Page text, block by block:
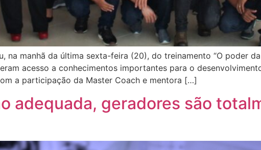
na manhã da última sexta-feira (20), do treinamento “O poder
acesso a conhecimentos importantes para o
a participação da Master Coach e mentora […]
adequada, geradores são